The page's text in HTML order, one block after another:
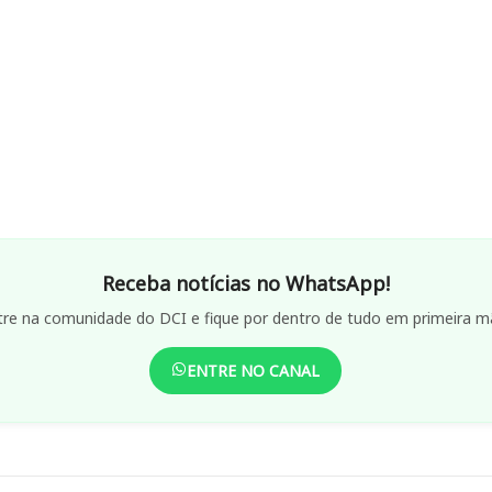
Receba notícias no WhatsApp!
na comunidade do DCI e fique por dentro de tudo em primeira
ENTRE NO CANAL